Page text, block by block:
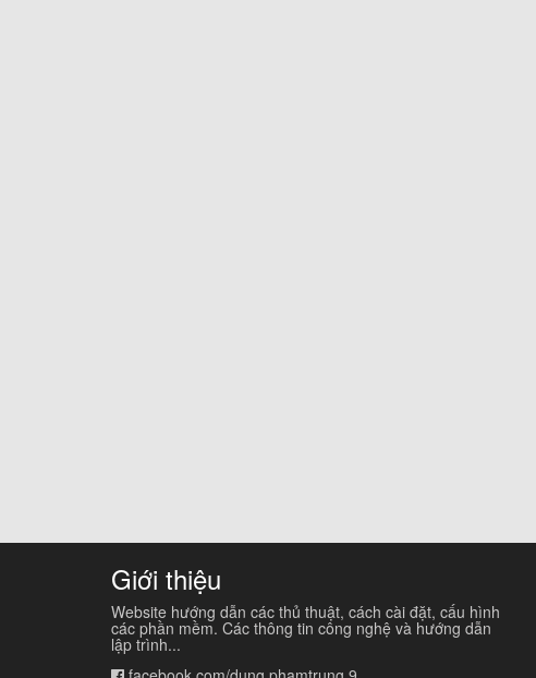
Giới thiệu
Website hướng dẫn các thủ thuật, cách cài đặt, cấu hình
các phần mềm. Các thông tin công nghệ và hướng dẫn
lập trình...